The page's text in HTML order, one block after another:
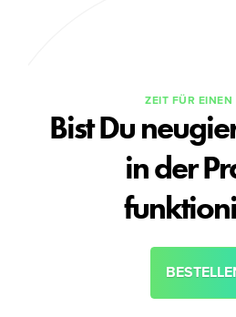
ZEIT FÜR EINEN
Bist Du
in der